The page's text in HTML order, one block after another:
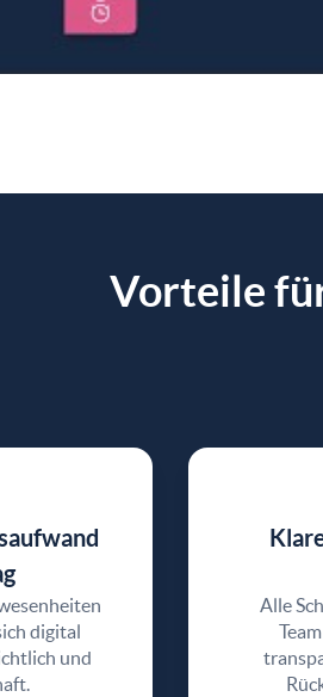
Vorteile
digital
und
Alle